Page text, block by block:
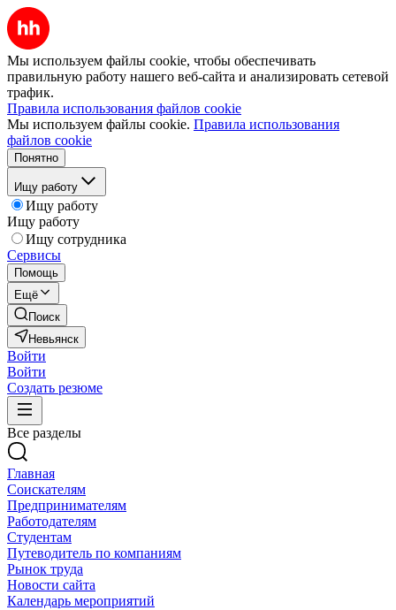
Мы используем файлы cookie, чтобы обеспечивать
правильную работу нашего веб-сайта и анализировать сетевой
трафик.
Правила использования файлов cookie
Мы используем файлы cookie. Правила использования
файлов cookie
Понятно
Ищу работу
Ищу работу
Ищу работу
Ищу сотрудника
Сервисы
Помощь
Ещё
Поиск
Невьянск
Войти
Войти
Создать резюме
Все разделы
Главная
Соискателям
Предпринимателям
Работодателям
Студентам
Путеводитель по компаниям
Рынок труда
Новости сайта
Календарь мероприятий